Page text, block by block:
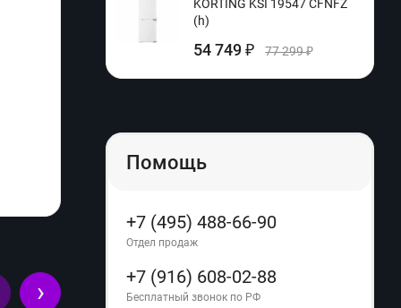
›
KORTING KSI 19547 CFNFZ
(h)
54 749₽ 77 299₽
Помощь
+7 (495) 488-66-90
Отдел продаж
+7 (916) 608-02-88
Бесплатный звонок по РФ